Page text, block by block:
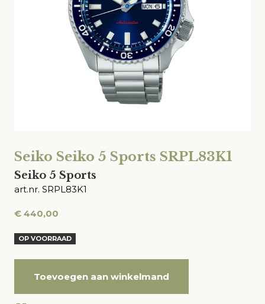
Seiko Seiko 5 Sports SRPL83K1
Seiko 5 Sports
art.nr. SRPL83K1
€ 440,00
OP VOORRAAD
Toevoegen aan winkelmand